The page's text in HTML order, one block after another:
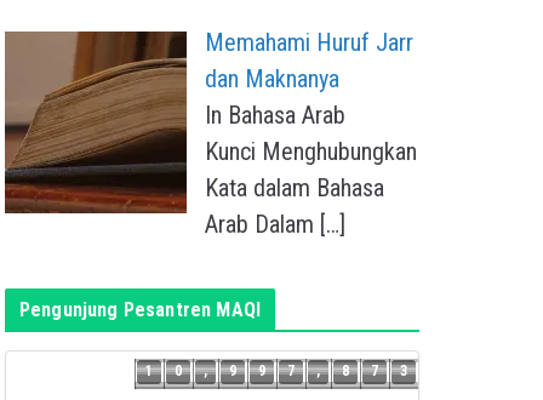
Memahami Huruf Jarr
dan Maknanya
In Bahasa Arab
Kunci Menghubungkan
Kata dalam Bahasa
Arab Dalam […]
Pengunjung Pesantren MAQI
1
0
,
9
9
7
,
8
7 3